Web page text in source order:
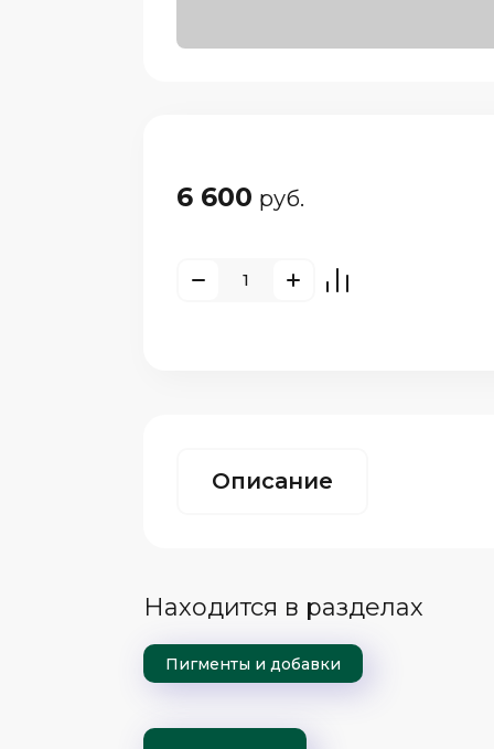
6 600 руб.
Описание
Находится в разделах
Пигменты и добавки